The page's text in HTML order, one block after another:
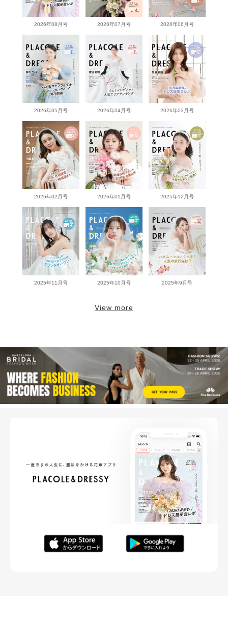
2026年08月号 2026年07月号 2026年06月号
2026年05月号 2026年04月号 2026年03月号
2026年02月号 2026年01月号 2025年12月号
2025年11月号 2025年10月号 2025年9月号
View more